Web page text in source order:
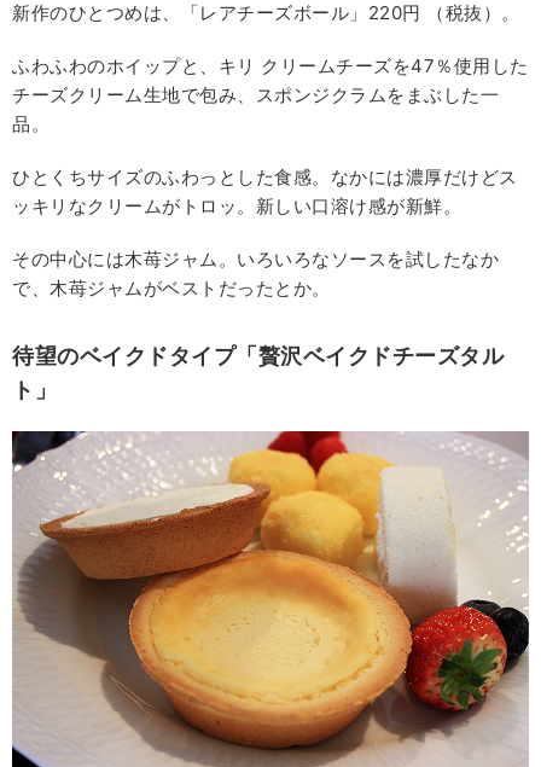
新作のひとつめは、「レアチーズボール」220円 （税抜）。
ふわふわのホイップと、キリ クリームチーズを47％使用した
チーズクリーム生地で包み、スポンジクラムをまぶした一
品。
ひとくちサイズのふわっとした食感。なかには濃厚だけどス
ッキリなクリームがトロッ。新しい口溶け感が新鮮。
その中心には木苺ジャム。いろいろなソースを試したなか
で、木苺ジャムがベストだったとか。
待望のベイクドタイプ「贅沢ベイクドチーズタル
ト」